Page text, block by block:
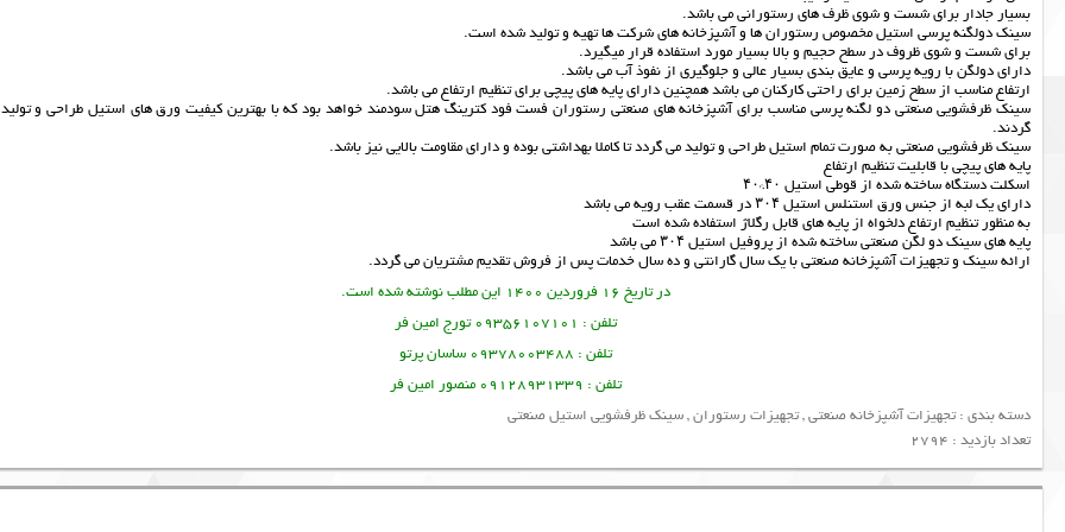
بسیار جادار برای شست و شوی ظرف های رستورانی می باشد.
سینک دولگنه پرسی استیل مخصوص رستوران ها و آشپزخانه های شرکت ها تهیه و تولید شده است.
برای شست و شوی ظروف در سطح حجیم و بالا بسیار مورد استفاده قرار میگیرد.
دارای دولگن با رویه پرسی و عایق بندی بسیار عالی و جلوگیری از نفوذ آب می باشد.
ارتفاع مناسب از سطح زمین برای راحتی کارکنان می باشد همچنین دارای پایه های پیچی برای تنظیم ارتفاع می باشد.
سینک ظرفشویی صنعتی دو لگنه پرسی مناسب برای آشپزخانه های صنعتی رستوران فست فود کترینگ هتل سودمند خواهد بود که با بهترین کیفیت ورق های استیل طراحی و
گردند.
سینک ظرفشویی صنعتی به صورت تمام استیل طراحی و تولید می گردد تا کاملا بهداشتی بوده و دارای مقاومت بالایی نیز باشد.
پایه های پیچی با قابلیت تنظیم ارتفاع
اسکلت دستگاه ساخته شده از قوطی استیل ۴۰*۴۰
دارای یک لبه از جنس ورق استنلس استیل ۳۰۴ در قسمت عقب رویه می باشد
به منظور تنظیم ارتفاع دلخواه از پایه های قابل رگلاژ استفاده شده است
پایه های سینک دو لگن صنعتی ساخته شده از پروفیل استیل ۳۰۴ می باشد
ارائهسینکوتجهیزات آشپزخانه صنعتیبا یک سال گارانتی و ده سال خدمات پس از فروش تقدیم مشتریان می گردد.
در تاریخ 16 فروردین 1400 این مطلب نوشته شده است.
تلفن : 09356107101 تورج امین فر
تلفن : 09378003488 ساسان پرتو
تلفن : 09128931339 منصور امین فر
دسته بندی :تجهیزات آشپزخانه صنعتی,تجهیزات رستوران,سینک ظرفشویی استیل صنعتی
تعداد بازدید : 2794